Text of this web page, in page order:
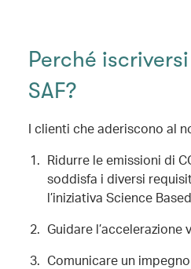
Perché
SAF?
I clienti che aderiscono al
Ridurre le emissioni di
soddisfa i diversi
l’iniziativa Science
Guidare l’accelerazione
Comunicare un